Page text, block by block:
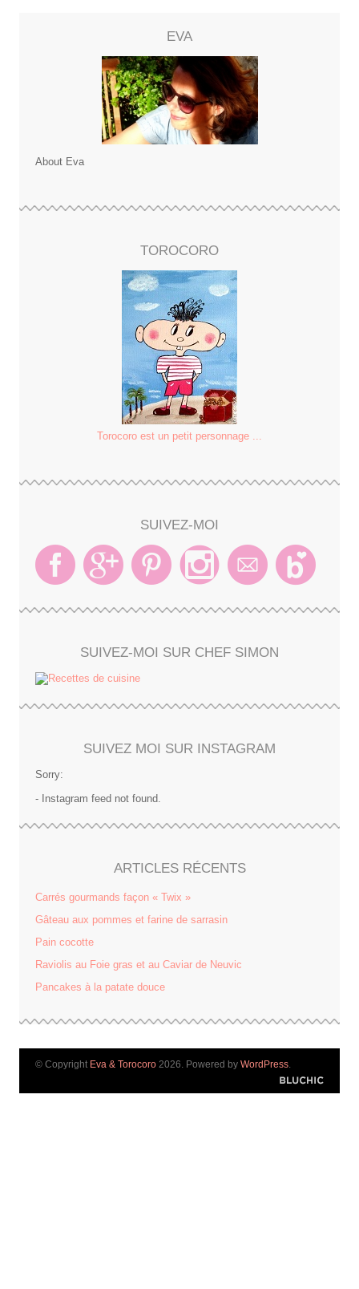
EVA
About Eva
TOROCORO
Torocoro est un petit personnage ...
SUIVEZ-MOI
SUIVEZ-MOI SUR CHEF SIMON
SUIVEZ MOI SUR INSTAGRAM
Sorry:
- Instagram feed not found.
ARTICLES RÉCENTS
Carrés gourmands façon « Twix »
Gâteau aux pommes et farine de sarrasin
Pain cocotte
Raviolis au Foie gras et au Caviar de Neuvic
Pancakes à la patate douce
© Copyright Eva & Torocoro 2026. Powered by WordPress